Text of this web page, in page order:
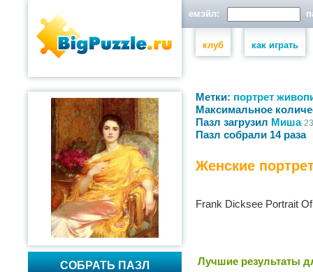
емэйл:
клуб как играть
СОБРАТЬ ПАЗЛ
Метки: портрет
Максимальное
Пазл загрузил Миша
Пазл собрали 14 раза
Женские
Frank Dicksee Portrait
Лучшие результаты